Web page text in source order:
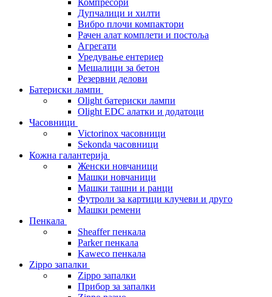
Компресори
Дупчалици и хилти
Вибро плочи компактори
Рачен алат комплети и постоља
Агрегати
Уредување ентериер
Мешалици за бетон
Резервни делови
Батериски лампи
Olight батериски лампи
Olight EDC алатки и додатоци
Часовници
Victorinox часовници
Sekonda часовници
Кожна галантерија
Женски новчаници
Машки новчаници
Машки ташни и ранци
Футроли за картици клучеви и друго
Машки ремени
Пенкала
Sheaffer пенкала
Parker пенкала
Kaweco пенкала
Zippo запалки
Zippo запалки
Прибор за запалки